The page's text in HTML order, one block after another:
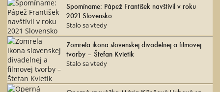
Spomíname: Pápež František navštívil v roku
2021 Slovensko
Stalo sa vtedy
Zomrela ikona slovenskej divadelnej a filmovej
tvorby – Štefan Kvietik
Stalo sa vtedy